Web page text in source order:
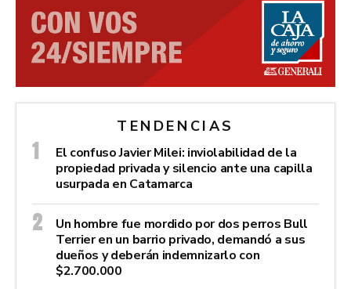
TENDENCIAS
El confuso Javier Milei: inviolabilidad de la
propiedad privada y silencio ante una capilla
usurpada en Catamarca
Un hombre fue mordido por dos perros Bull
Terrier en un barrio privado, demandó a sus
dueños y deberán indemnizarlo con
$2.700.000